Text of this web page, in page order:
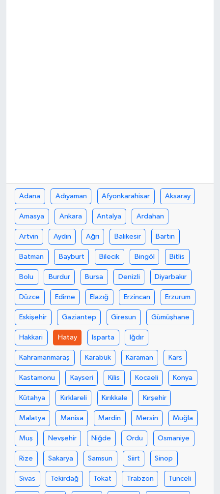
Adana Adıyaman Afyonkarahisar Aksaray
Amasya Ankara Antalya Ardahan
Artvin Aydın Ağrı Balıkesir Bartın
Batman Bayburt Bilecik Bingöl Bitlis
Bolu Burdur Bursa Denizli Diyarbakır
Düzce Edirne Elazığ Erzincan Erzurum
Eskişehir Gaziantep Giresun Gümüşhane
Hakkari Hatay Isparta Iğdır
Kahramanmaraş Karabük Karaman Kars
Kastamonu Kayseri Kilis Kocaeli Konya
Kütahya Kırklareli Kırıkkale Kırşehir
Malatya Manisa Mardin Mersin Muğla
Muş Nevşehir Niğde Ordu Osmaniye
Rize Sakarya Samsun Siirt Sinop
Sivas Tekirdağ Tokat Trabzon Tunceli